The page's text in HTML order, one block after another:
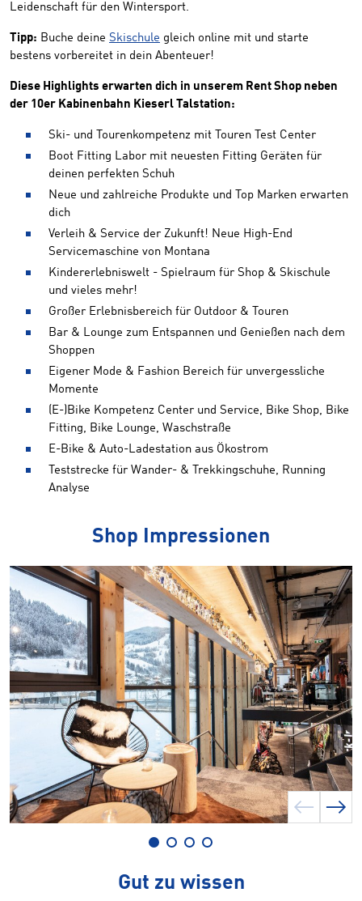
Leidenschaft für den Wintersport.
Tipp: Buche deine Skischule gleich online mit und starte
bestens vorbereitet in dein Abenteuer!
Diese Highlights erwarten dich in unserem Rent Shop neben
der 10er Kabinenbahn Kieserl Talstation:
Ski- und Tourenkompetenz mit Touren Test Center
Boot Fitting Labor mit neuesten Fitting Geräten für
deinen perfekten Schuh
Neue und zahlreiche Produkte und Top Marken erwarten
dich
Verleih & Service der Zukunft! Neue High-End
Servicemaschine von Montana
Kindererlebniswelt - Spielraum für Shop & Skischule
und vieles mehr!
Großer Erlebnisbereich für Outdoor & Touren
Bar & Lounge zum Entspannen und Genießen nach dem
Shoppen
Eigener Mode & Fashion Bereich für unvergessliche
Momente
(E-)Bike Kompetenz Center und Service, Bike Shop, Bike
Fitting, Bike Lounge, Waschstraße
E-Bike & Auto-Ladestation aus Ökostrom
Teststrecke für Wander- & Trekkingschuhe, Running
Analyse
Shop Impressionen
Gut zu wissen